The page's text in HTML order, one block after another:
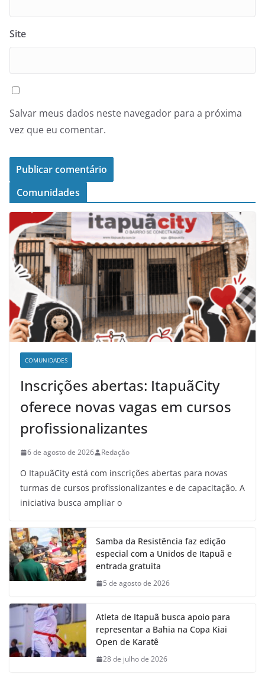
Site
Salvar meus dados neste navegador para a próxima
vez que eu comentar.
Comunidades
COMUNIDADES
Inscrições abertas: ItapuãCity
oferece novas vagas em cursos
profissionalizantes
6 de agosto de 2026 Redação
O ItapuãCity está com inscrições abertas para novas
turmas de cursos profissionalizantes e de capacitação. A
iniciativa busca ampliar o
Samba da Resistência faz edição
especial com a Unidos de Itapuã e
entrada gratuita
5 de agosto de 2026
Atleta de Itapuã busca apoio para
representar a Bahia na Copa Kiai
Open de Karatê
28 de julho de 2026